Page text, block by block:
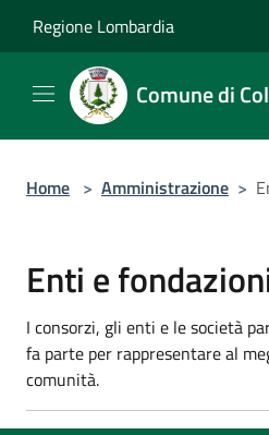
Regione Lombardia
Comune di
Home > Amministrazione >
Enti e
I consorzi, gli enti e le società
fa parte per rappresentare al
comunità.